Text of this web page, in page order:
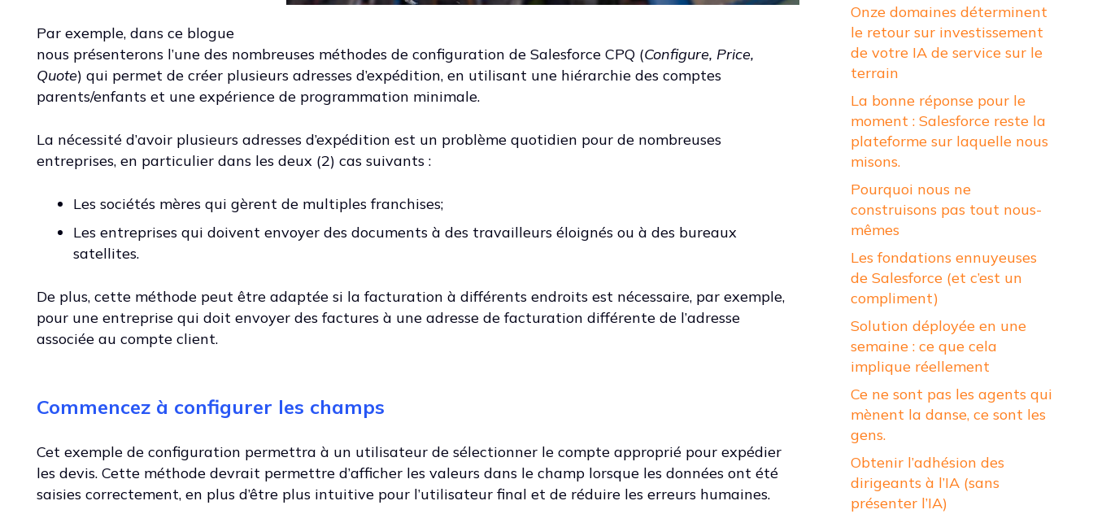
Par exemple, dans ce blogue
nous présenterons l’une des nombreuses méthodes de configuration de Salesforce CPQ (Configure, Price,
Quote) qui permet de créer plusieurs adresses d’expédition, en utilisant une hiérarchie des comptes
parents/enfants et une expérience de programmation minimale.
La nécessité d’avoir plusieurs adresses d’expédition est un problème quotidien pour de nombreuses
entreprises, en particulier dans les deux (2) cas suivants :
Les sociétés mères qui gèrent de multiples franchises;
Les entreprises qui doivent envoyer des documents à des travailleurs éloignés ou à des bureaux
satellites.
De plus, cette méthode peut être adaptée si la facturation à différents endroits est nécessaire, par exemple,
pour une entreprise qui doit envoyer des factures à une adresse de facturation différente de l’adresse
associée au compte client.
Commencez à configurer les champs
Cet exemple de configuration permettra à un utilisateur de sélectionner le compte approprié pour expédier
les devis. Cette méthode devrait permettre d’afficher les valeurs dans le champ lorsque les données ont été
saisies correctement, en plus d’être plus intuitive pour l’utilisateur final et de réduire les erreurs humaines.
Onze domaines déterminent
le retour sur investissement
de votre IA de service sur le
terrain
La bonne réponse pour le
moment : Salesforce reste la
plateforme sur laquelle nous
misons.
Pourquoi nous ne
construisons pas tout nous-
mêmes
Les fondations ennuyeuses
de Salesforce (et c’est un
compliment)
Solution déployée en une
semaine : ce que cela
implique réellement
Ce ne sont pas les agents qui
mènent la danse, ce sont les
gens.
Obtenir l’adhésion des
dirigeants à l’IA (sans
présenter l’IA)